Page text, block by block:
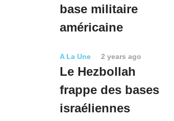
base militaire
américaine
A La Une 2 years ago
Le Hezbollah
frappe des bases
israéliennes